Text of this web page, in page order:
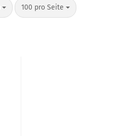
100 pro Seite
pro Seite